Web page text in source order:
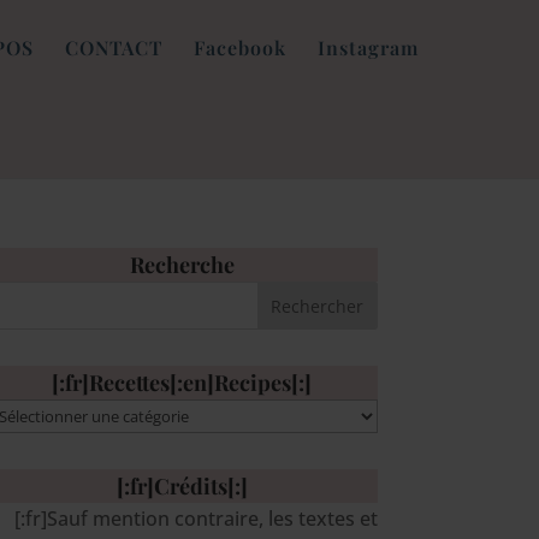
CONTACT Facebook Instagram
Recherche
[:fr]Recettes[:en]Recipes[:]
[:fr]Crédits[:]
[:fr]Sauf mention contraire, les textes et